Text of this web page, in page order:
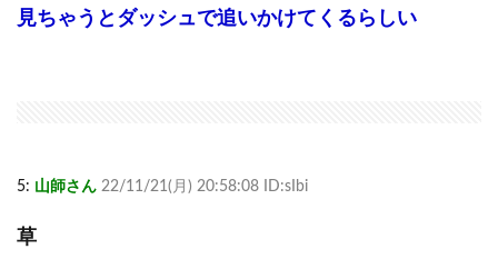
見ちゃうとダッシュで追いかけてくるらしい
5: 山師さん 22/11/21(月) 20:58:08 ID:sIbi
草